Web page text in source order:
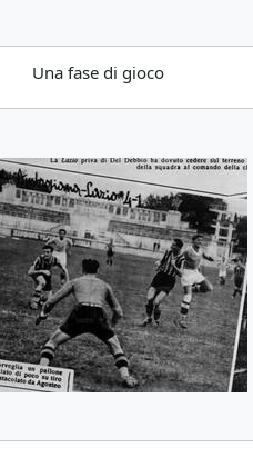
Una fase di gioco